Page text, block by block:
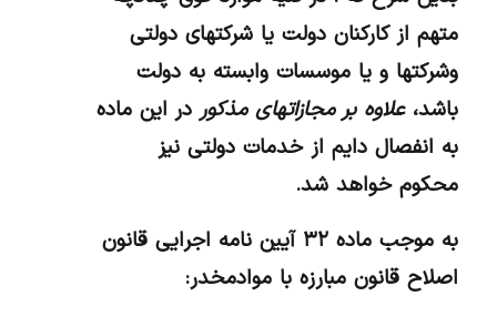
متهم از کارکنان دولت یا شرکتهای دولتی
وشرکتها و یا موسسات وابسته به دولت
باشد، علاوه بر مجازاتهای مذکور در این ماده
به انفصال دایم از خدمات دولتی نیز
محکوم خواهد شد.
به موجب ماده ۳۲ آیین نامه اجرایی قانون
اصلاح قانون مبارزه با موادمخدر: